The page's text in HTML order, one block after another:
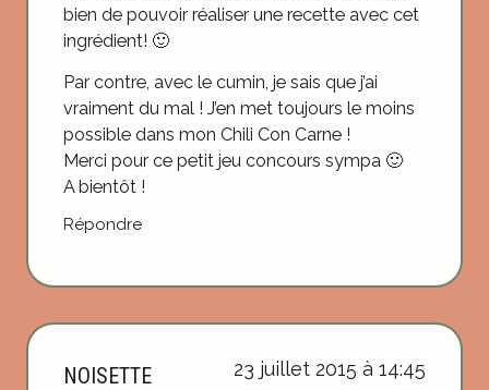
bien de pouvoir réaliser une recette avec cet
ingrédient! 🙂
Par contre, avec le cumin, je sais que j’ai
vraiment du mal ! J’en met toujours le moins
possible dans mon Chili Con Carne !
Merci pour ce petit jeu concours sympa 🙂
A bientôt !
Répondre
NOISETTE 23 juillet 2015 à 14:45